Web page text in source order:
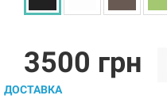
3500 грн
ДОСТАВКА